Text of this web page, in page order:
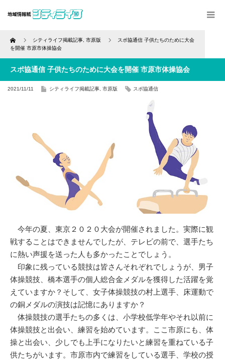
Home シティライフ掲載記事 市原版
スポ協通信 子供たちのために大会
を開催 市原市体操協会
スポ協通信 子供たちのために大会を開催 市原市体操協会
2021/11/11 シティライフ掲載記事 市原版 スポ協通信
今年の夏、東京２０２０大会が開催されました。実際に観
戦することはできませんでしたが、テレビの前で、選手たち
に熱い声援を送った人も多かったことでしょう。
印象に残っている競技は皆さんそれぞれでしょうが、男子
体操競技、橋本選手の個人総合金メダルを獲得した活躍を覚
えていますか？そして、女子体操競技の村上選手、床運動で
の銅メダルの演技は記憶にありますか？
体操競技の選手たちの多くは、小学校低学年やそれ以前に
体操競技と出会い、練習を始めています。ここ市原にも、体
操と出会い、少しでも上手になりたいと練習を重ねている子
供たちがいます。市原市内で練習をしている選手、学校の授